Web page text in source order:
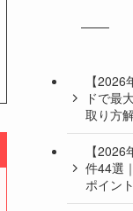
【
ドで最
取り方
【
件44選
ポイン